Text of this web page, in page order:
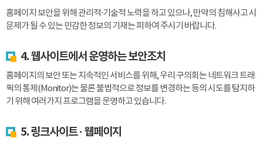
홈페이지 보안을 위해 관리적·기술적 노력을 하고 있으나, 만약의 침해사고 시
문제가 될 수 있는 민감한 정보의 기재는 피하여 주시기 바랍니다.
4. 웹사이트에서 운영하는 보안조치
홈페이지의 보안 또는 지속적인 서비스를 위해, 우리 구의회는 네트워크 트래
픽의 통제(Monitor)는 물론 불법적으로 정보를 변경하는 등의 시도를 탐지하
기 위해 여러가지 프로그램을 운영하고 있습니다.
5. 링크사이트 · 웹페이지